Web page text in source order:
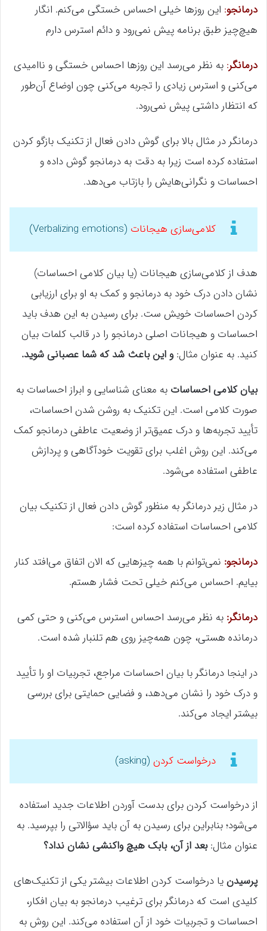
درمانجو: این روزها خیلی احساس خستگی می‌کنم. انگار
هیچ‌چیز طبق برنامه پیش نمی‌رود و دائم استرس دارم
درمانگر: به نظر می‌رسد این روزها احساس خستگی و ناامیدی
می‌کنی و استرس زیادی را تجربه می‌کنی چون اوضاع آن‌طور
که انتظار داشتی پیش نمی‌رود.
درمانگر در مثال بالا برای گوش دادن فعال از تکنیک بازگو کردن
استفاده کرده است زیرا به دقت به درمانجو گوش داده و
احساسات و نگرانی‌هایش را بازتاب می‌دهد.
کلامی‌سازی هیجانات (Verbalizing emotions)
هدف از کلامی‌سازی هیجانات (یا بیان کلامی احساسات)
نشان دادن درک خود به درمانجو و کمک به او برای ارزیابی
کردن احساسات خویش ست. برای رسیدن به این هدف باید
احساسات و هیجانات اصلی درمانجو را در قالب کلمات بیان
کنید. به عنوان مثال:و این باعث شد که شما عصبانی شوید.
بیان کلامی احساسات به معنای شناسایی و ابراز احساسات به
صورت کلامی است. این تکنیک به روشن شدن احساسات،
تأیید تجربه‌ها و درک عمیق‌تر از وضعیت عاطفی درمانجو کمک
می‌کند. این روش اغلب برای تقویت خودآگاهی و پردازش
عاطفی استفاده می‌شود.
در مثال زیر درمانگر به منظور گوش دادن فعال از تکنیک بیان
کلامی احساسات استفاده کرده است:
درمانجو: نمی‌توانم با همه چیزهایی که الان اتفاق می‌افتد کنار
بیایم. احساس می‌کنم خیلی تحت فشار هستم.
درمانگر: به نظر می‌رسد احساس استرس می‌کنی و حتی کمی
درمانده هستی، چون همه‌چیز روی هم تلنبار شده است.
در اینجا درمانگر با بیان احساسات مراجع، تجربیات او را تأیید
و درک خود را نشان می‌دهد، و فضایی حمایتی برای بررسی
بیشتر ایجاد می‌کند.
درخواست کردن (asking)
از درخواست کردن برای بدست آوردن اطلاعات جدید استفاده
می‌شود؛ بنابراین برای رسیدن به آن باید سؤالاتی را بپرسید. به
عنوان مثال:بعد از آن، بابک هیچ واکنشی نشان نداد؟
پرسیدنیا درخواست کردن اطلاعات بیشتر یکی از تکنیک‌های
کلیدی است که درمانگر برای ترغیب درمانجو به بیان افکار،
احساسات و تجربیات خود از آن استفاده می‌کند. این روش به